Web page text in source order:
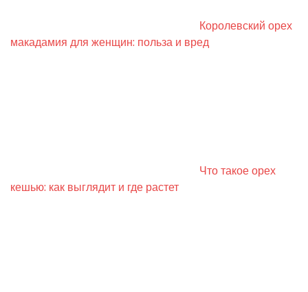
Королевский орех
макадамия для женщин: польза и вред
Что такое орех
кешью: как выглядит и где растет